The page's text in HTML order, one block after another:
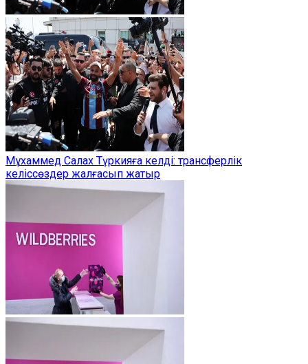
Мұхаммед Салах Түркияға келді: трансферлік
келіссөздер жалғасып жатыр